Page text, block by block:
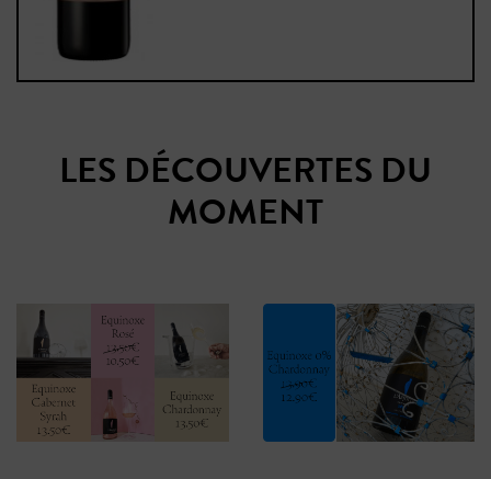
LES DÉCOUVERTES DU
MOMENT